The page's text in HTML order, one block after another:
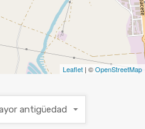
Leaflet | ©OpenStreetMap
antigüedad